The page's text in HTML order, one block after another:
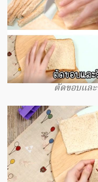
ตัดขอบแล